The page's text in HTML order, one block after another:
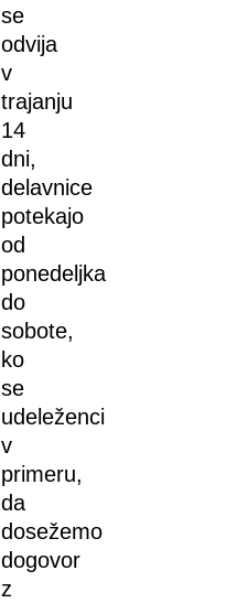
se
odvija
v
trajanju
14
dni,
delavnice
potekajo
od
ponedeljka
do
sobote,
ko
se
udeleženci
v
primeru,
da
dosežemo
dogovor
z